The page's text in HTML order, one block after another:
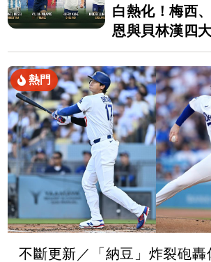
白熱化！梅西
恩與貝林漢四
決
熱門
不斷更新／「納豆」炸裂砲轟